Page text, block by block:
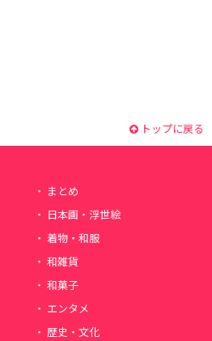
トップに戻る
まとめ
日本画・浮世絵
着物・和服
和雑貨
和菓子
エンタメ
歴史・文化